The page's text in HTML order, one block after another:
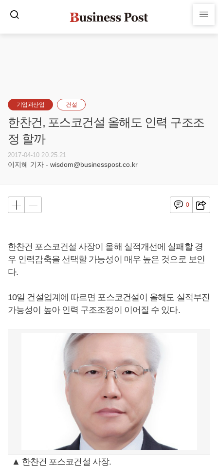
기업과산업 건설
한찬건, 포스코건설 올해도 인력 구조조
정 할까
2017-04-10 20:25:21
이지혜 기자 - wisdom@businesspost.co.kr
0
한찬건 포스코건설 사장이 올해 실적개선에 실패할 경
우 인력감축을 선택할 가능성이 매우 높은 것으로 보인
다.
10일 건설업계에 따르면 포스코건설이 올해도 실적부진
가능성이 높아 인력 구조조정이 이어질 수 있다.
▲ 한찬건 포스코건설 사장.